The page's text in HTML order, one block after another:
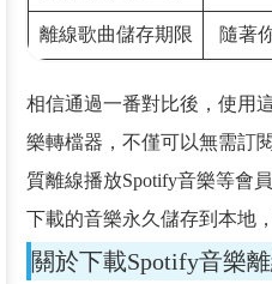
離線歌曲儲存期限 隨著
相信通過一番對比後，使用
樂轉檔器，不僅可以無需訂
質離線播放Spotify音樂等會
下載的音樂永久儲存到本地
關於下載Spotify音樂